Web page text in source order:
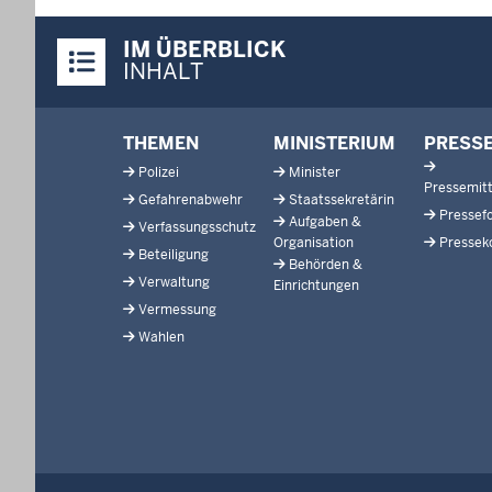
Inhalte
IM ÜBERBLICK
INHALT
THEMEN
Polizei
Gefahrenabwehr
Verfassungsschutz
Beteiligung
Verwaltung
Vermessung
Wahlen
MINISTERIUM
Minister
Staatssekretärin
Aufgaben &
Organisation
Behörden &
Einrichtungen